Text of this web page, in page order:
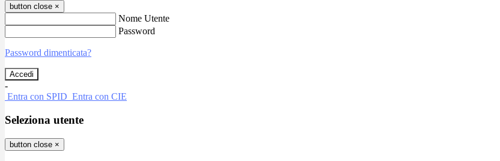
button close ×
Nome Utente
Password
Password dimenticata?
-
Entra con SPID Entra con CIE
Seleziona utente
button close ×